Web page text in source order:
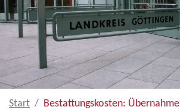
Start Bestattungskosten: Übernahme